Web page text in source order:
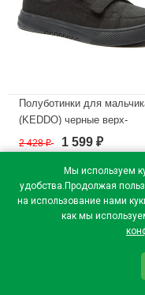
Мы используем
удобства.Продолжая
на использование нами
как мы
Полуботинки для
(KEDDO) черные верх-
искусственный нубук
подкладка-натуральная
размерный ряд 33-38
538279/05-01
В наличии
2 428₽ 1 599 ₽